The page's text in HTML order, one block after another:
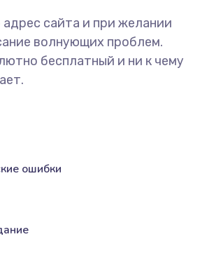
адрес сайта и при желании
волнующих проблем.
бесплатный и ни к чему
ошибки